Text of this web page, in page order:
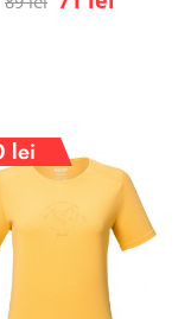
lei